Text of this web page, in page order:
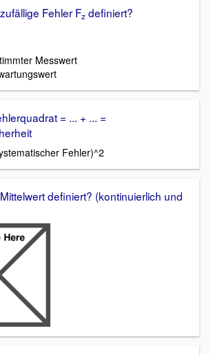
Fehler Fz definiert?
Messwert
= ... + ... =
Fehler)^2
definiert? (kontinuierlich und